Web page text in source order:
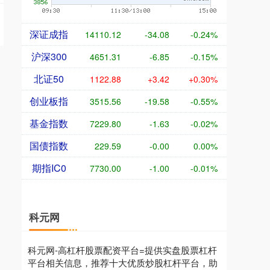
深证成指 14110.12 -34.08 -0.24%
沪深300 4651.31 -6.85 -0.15%
北证50 1122.88 +3.42 +0.30%
创业板指 3515.56 -19.58 -0.55%
基金指数 7229.80 -1.63 -0.02%
国债指数 229.59 -0.00 0.00%
期指IC0 7730.00 -1.00 -0.01%
科元网
科元网-高杠杆股票配资平台=提供实盘股票杠杆
平台相关信息，推荐十大优质炒股杠杆平台，助